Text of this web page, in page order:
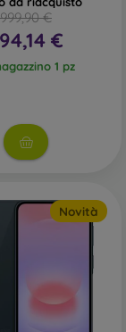
999,90 €
€
1 pz
Novità